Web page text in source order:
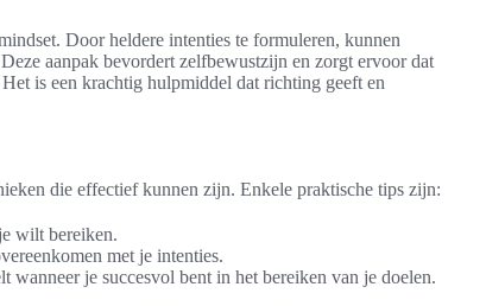
Door heldere intenties te formuleren, kunnen
aanpak bevordert zelfbewustzijn en zorgt ervoor dat
is een krachtig hulpmiddel dat richting geeft en
die effectief kunnen zijn. Enkele praktische tips zijn:
wilt bereiken.
met je intenties.
wanneer je succesvol bent in het bereiken van je doelen.